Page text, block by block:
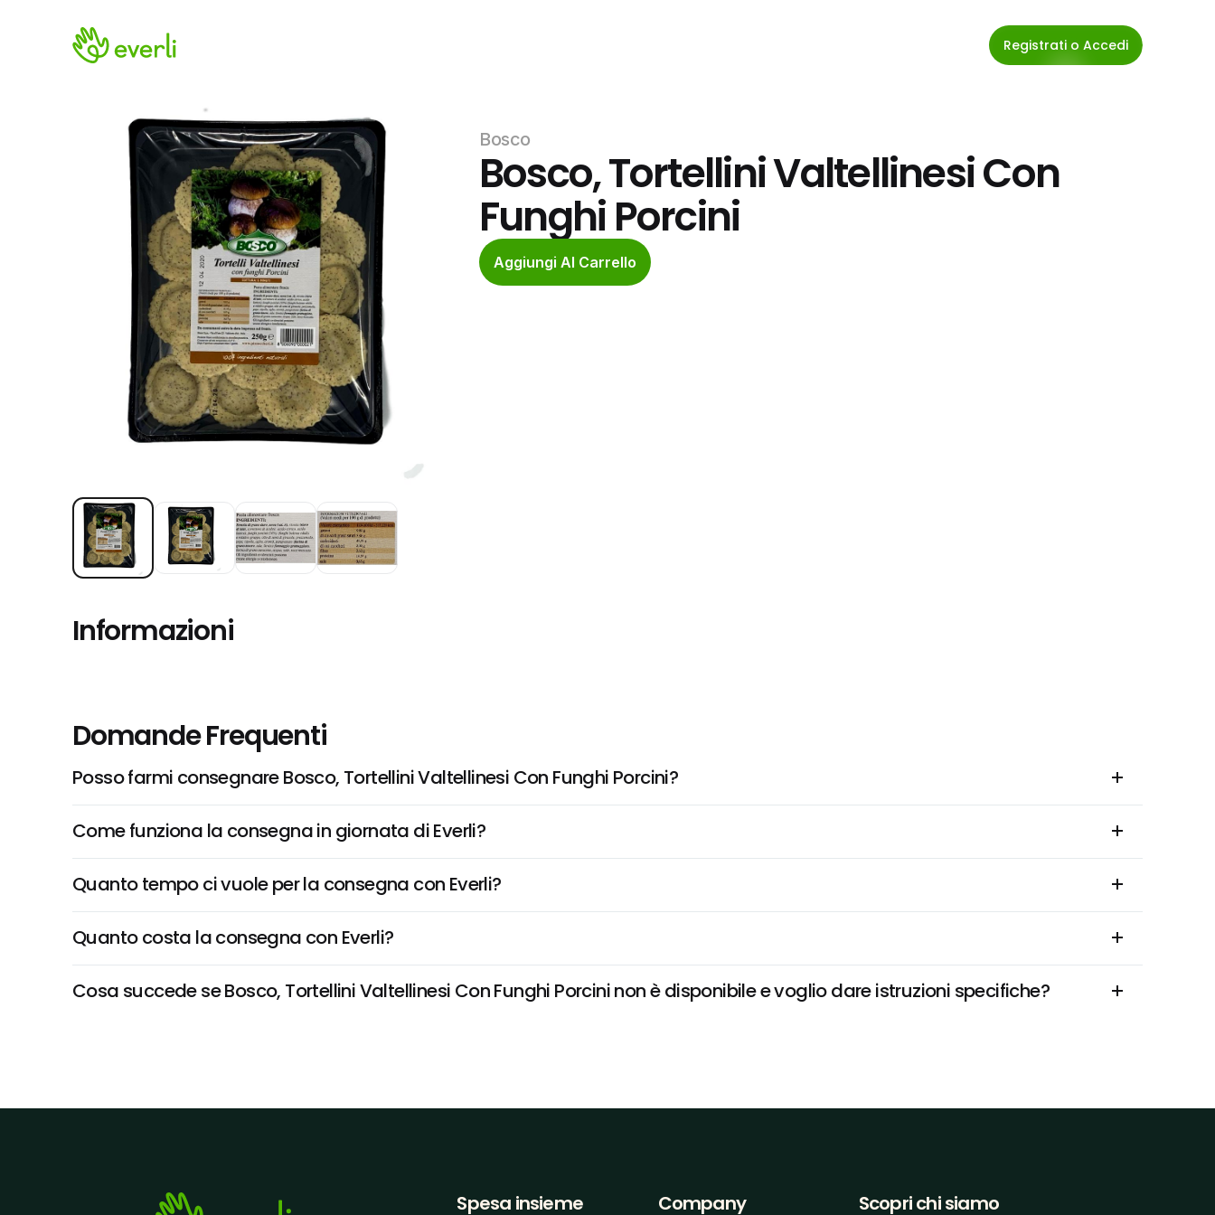
Registrati o Accedi
Bosco
Bosco, Tortellini Valtellinesi Con
Funghi Porcini
Aggiungi Al Carrello
Informazioni
Domande Frequenti
Posso farmi consegnare Bosco, Tortellini Valtellinesi Con Funghi Porcini?
Come funziona la consegna in giornata di Everli?
Quanto tempo ci vuole per la consegna con Everli?
Quanto costa la consegna con Everli?
Cosa succede se Bosco, Tortellini Valtellinesi Con Funghi Porcini non è disponibile e voglio dare istruzioni specifiche?
Spesa insieme Company Scopri chi siamo